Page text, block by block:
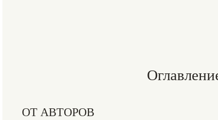
ОТ АВТОРОВ